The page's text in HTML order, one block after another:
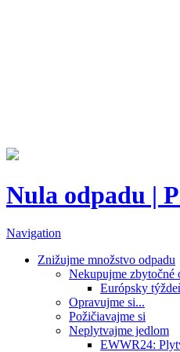
Nula odpadu |
Navigation
Znižujme množstvo odpadu
Nekupujme zbytočné
Európsky
Opravujme si...
Požičiavajme si
Neplytvajme jedlom
EWWR24: